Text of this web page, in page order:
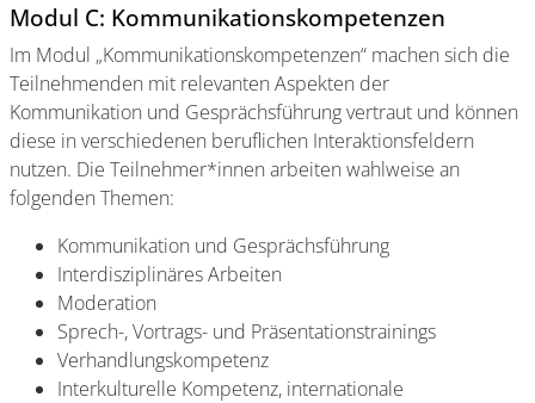
Modul C: Kommunikationskompetenzen
Im Modul „Kommunikationskompetenzen“ machen sich die
Teilnehmenden mit relevanten Aspekten der
Kommunikation und Gesprächsführung vertraut und können
diese in verschiedenen beruflichen Interaktionsfeldern
nutzen. Die Teilnehmer*innen arbeiten wahlweise an
folgenden Themen:
Kommunikation und Gesprächsführung
Interdisziplinäres Arbeiten
Moderation
Sprech-, Vortrags- und Präsentationstrainings
Verhandlungskompetenz
Interkulturelle Kompetenz, internationale